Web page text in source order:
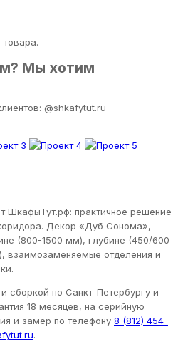
Мы хотим
@shkafytut.ru
ШкафыТут.рф: практичное решение
Декор «Дуб Сонома»,
(800-1500 мм), глубине (450/600
отделения и
сборкой по Санкт-Петербургу и
18 месяцев, на серийную
и замер по телефону 8 (812) 454-
.